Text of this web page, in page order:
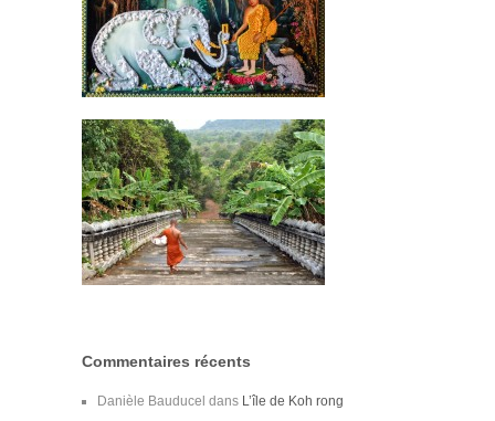
Commentaires récents
Danièle Bauducel dans L’île de Koh rong